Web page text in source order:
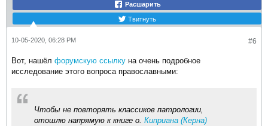
Расшарить
Твитнуть
#6
10-05-2020, 06:28 PM
Вот, нашёл форумскую ссылку на очень подробное
исследование этого вопроса православными:
Чтобы не повторять классиков патрологии,
отошлю напрямую к книге о. Киприана (Керна)